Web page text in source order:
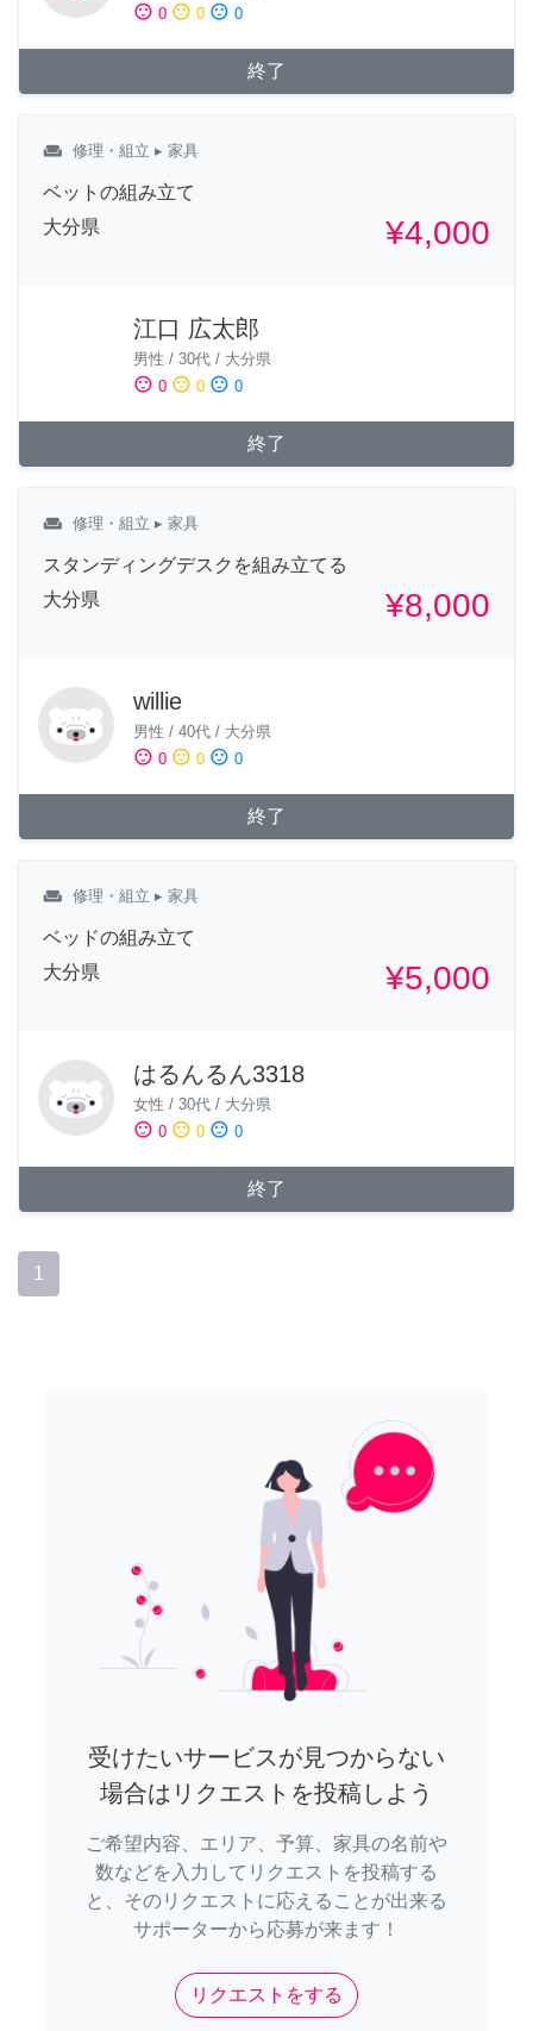
sentiment_satisfied 0 sentiment_neutral 0 sentiment_dissatisfied 0
終了
weekend 修理・組立 ▸ 家具
ベットの組み立て
大分県
¥4,000
江口 広太郎
男性 / 30代 / 大分県
sentiment_satisfied 0 sentiment_neutral 0 sentiment_dissatisfied 0
終了
weekend 修理・組立 ▸ 家具
スタンディングデスクを組み立てる
大分県
¥8,000
willie
男性 / 40代 / 大分県
sentiment_satisfied 0 sentiment_neutral 0 sentiment_dissatisfied 0
終了
weekend 修理・組立 ▸ 家具
ベッドの組み立て
大分県
¥5,000
はるんるん3318
女性 / 30代 / 大分県
sentiment_satisfied 0 sentiment_neutral 0 sentiment_dissatisfied 0
終了
1
受けたいサービスが見つからない
場合はリクエストを投稿しよう
ご希望内容、エリア、予算、家具の名前や
数などを入力してリクエストを投稿する
と、そのリクエストに応えることが出来る
サポーターから応募が来ます！
リクエストをする